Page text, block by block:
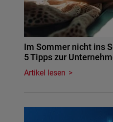
Im Sommer nicht ins
5 Tipps zur
Artikel lesen